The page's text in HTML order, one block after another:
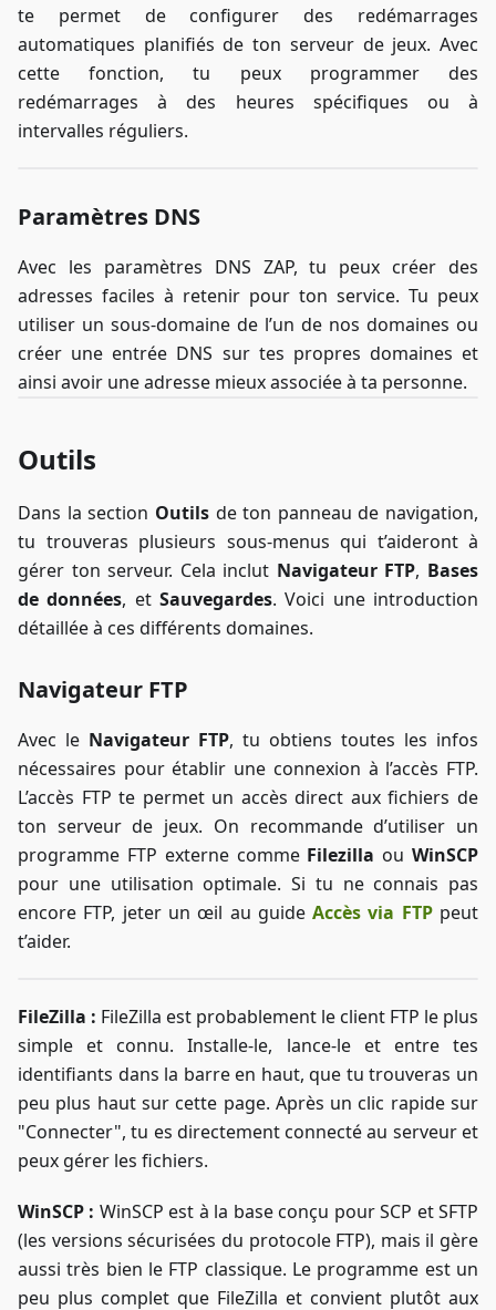
te permet de configurer des redémarrages
automatiques planifiés de ton serveur de jeux. Avec
cette fonction, tu peux programmer des
redémarrages à des heures spécifiques ou à
intervalles réguliers.
Paramètres DNS
Avec les paramètres DNS ZAP, tu peux créer des
adresses faciles à retenir pour ton service. Tu peux
utiliser un sous-domaine de l’un de nos domaines ou
créer une entrée DNS sur tes propres domaines et
ainsi avoir une adresse mieux associée à ta personne.
Outils
Dans la section Outilsde ton panneau de navigation,
tu trouveras plusieurs sous-menus qui t’aideront à
gérer ton serveur. Cela inclut Navigateur FTP, Bases
de données, etSauvegardes. Voici une introduction
détaillée à ces différents domaines.
Navigateur FTP
Avec le Navigateur FTP, tu obtiens toutes les infos
nécessaires pour établir une connexion à l’accès FTP.
L’accès FTP te permet un accès direct aux fichiers de
ton serveur de jeux. On recommande d’utiliser un
programme FTP externe comme Filezilla ouWinSCP
pour une utilisation optimale. Si tu ne connais pas
encore FTP, jeter un œil au guideAccès via FTPpeut
t’aider.
FileZilla : FileZilla est probablement le client FTP le plus
simple et connu. Installe-le, lance-le et entre tes
identifiants dans la barre en haut, que tu trouveras un
peu plus haut sur cette page. Après un clic rapide sur
"Connecter", tu es directement connecté au serveur et
peux gérer les fichiers.
WinSCP : WinSCP est à la base conçu pour SCP et SFTP
(les versions sécurisées du protocole FTP), mais il gère
aussi très bien le FTP classique. Le programme est un
peu plus complet que FileZilla et convient plutôt aux